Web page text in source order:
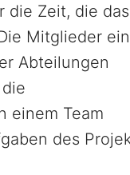
die Zeit, die das
Mitglieder
Abteilungen
einem Team
des